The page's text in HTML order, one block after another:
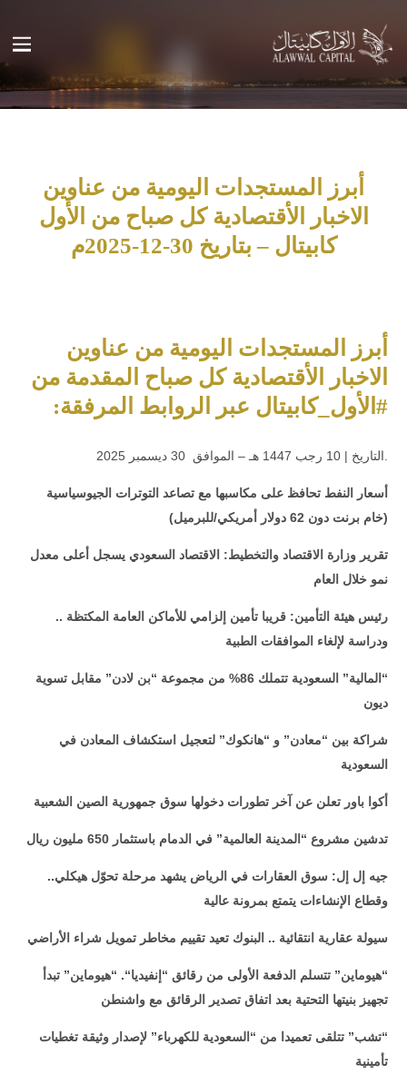
أبرز المستجدات اليومية من عناوين
الاخبار الأقتصادية كل صباح من الأول
كابيتال – بتاريخ 30-12-2025م
أبرز المستجدات اليومية من عناوين
الاخبار الأقتصادية كل صباح المقدمة من
#الأول_كابيتال عبر الروابط المرفقة:
.التاريخ | 10 رجب 1447 هـ – الموافق 30 ديسمبر 2025
أسعار النفط تحافظ على مكاسبها مع تصاعد التوترات الجيوسياسية
(خام برنت دون 62 دولار أمريكي/للبرميل)
تقرير وزارة الاقتصاد والتخطيط: الاقتصاد السعودي يسجل أعلى معدل
نمو خلال العام
رئيس هيئة التأمين: قريبا تأمين إلزامي للأماكن العامة المكتظة ..
ودراسة لإلغاء الموافقات الطبية
“المالية” السعودية تتملك 86% من مجموعة “بن لادن” مقابل تسوية
ديون
شراكة بين “معادن” و “هانكوك” لتعجيل استكشاف المعادن في
السعودية
أكوا باور تعلن عن آخر تطورات دخولها سوق جمهورية الصين الشعبية
تدشين مشروع “المدينة العالمية” في الدمام باستثمار 650 مليون ريال
جيه إل إل: سوق العقارات في الرياض يشهد مرحلة تحوّل هيكلي..
وقطاع الإنشاءات يتمتع بمرونة عالية
سيولة عقارية انتقائية .. البنوك تعيد تقييم مخاطر تمويل شراء الأراضي
“هيوماين” تتسلم الدفعة الأولى من رقائق “إنفيديا“. “هيوماين” تبدأ
تجهيز بنيتها التحتية بعد اتفاق تصدير الرقائق مع واشنطن
“تشب” تتلقى تعميدا من “السعودية للكهرباء” لإصدار وثيقة تغطيات
تأمينية